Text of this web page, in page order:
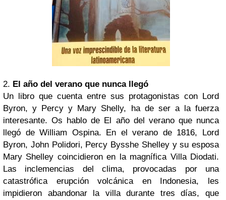
2. El año del verano que nunca llegó
Un libro que cuenta entre sus protagonistas con Lord
Byron, y Percy y Mary Shelly, ha de ser a la fuerza
interesante. Os hablo de El año del verano que nunca
llegó de William Ospina. En el verano de 1816, Lord
Byron, John Polidori, Percy Bysshe Shelley y su esposa
Mary Shelley coincidieron en la magnífica Villa Diodati.
Las inclemencias del clima, provocadas por una
catastrófica erupción volcánica en Indonesia, les
impidieron abandonar la villa durante tres días, que